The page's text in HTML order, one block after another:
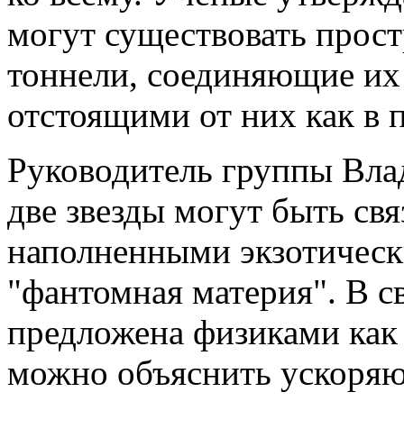
могут существовать
тоннели, соединяющие их
отстоящими от них как в
Руководитель группы
две звезды могут быть
наполненными
"фантомная материя". В
предложена физиками
можно объяснить